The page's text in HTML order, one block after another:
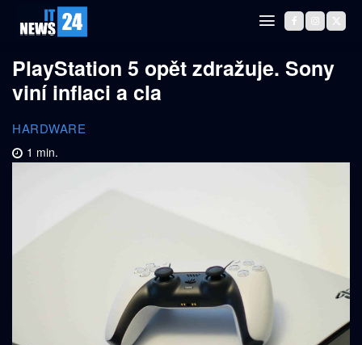
PlayStation 5 opět zdražuje. Sony
viní inflaci a cla
HARDWARE
1 min.